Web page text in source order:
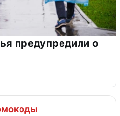
предупредили о